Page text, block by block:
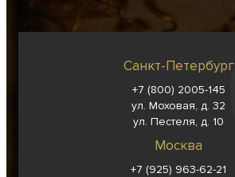
Санкт-Петербург
+7 (800) 2005-145
ул. Моховая, д. 32
ул. Пестеля, д. 10
Москва
+7 (925) 963-62-21